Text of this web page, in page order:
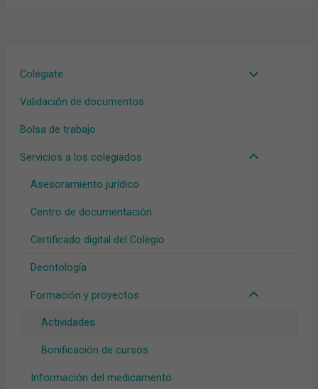
Validación de documentos
Bolsa de trabajo
Servicios a los colegiados
Asesoramiento jurídico
Centro de documentación
Certificado digital del Colegio
Deontología
Formación y proyectos
Actividades
Bonificación de cursos
Información del medicamento